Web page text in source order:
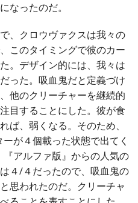
なったのだ。
、クロウヴァクスは我々の
このタイミングで彼のカー
。デザイン的には、我々は
った。吸血鬼だと定義づけ
他のクリーチャーを継続的
目することにした。彼が食
ば、弱くなる。そのため、
が４個載った状態で出てく
アルファ版』からの人気の
４/４だったので、吸血鬼の
思われたのだ。クリーチャ